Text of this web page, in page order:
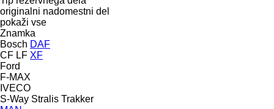
originalni nadomestni del
pokaži vse
Znamka
Bosch DAF
CF LF XF
Ford
F-MAX
IVECO
S-Way Stralis Trakker